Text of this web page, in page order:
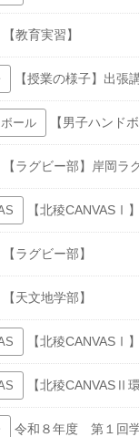
【教育実習】
【授業の様子】出張
ール 【男子ハンド
【ラグビー部】岸岡ラ
【北稜CANVASⅠ
【ラグビー部】
【天文地学部】
【北稜CANVASⅠ
【北稜CANVASⅡ
令和８年度 第１回学